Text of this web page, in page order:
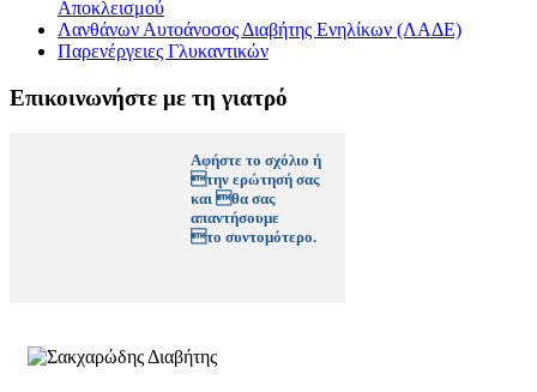
Αποκλεισμού
Λανθάνων Αυτοάνοσος Διαβήτης Ενηλίκων (ΛΑΔΕ)
Παρενέργειες Γλυκαντικών
Επικοινωνήστε με τη γιατρό
Αφήστε το σχόλιο ή
την ερώτησή σας
και θα σας
απαντήσουμε
το συντομότερο.